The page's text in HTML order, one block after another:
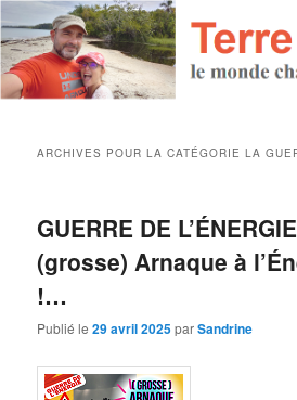
ARCHIVES POUR LA CATÉGORIELA
GUERRE DE
(grosse) Arnaque à
!…
Publié le29 avril 2025parSandrine